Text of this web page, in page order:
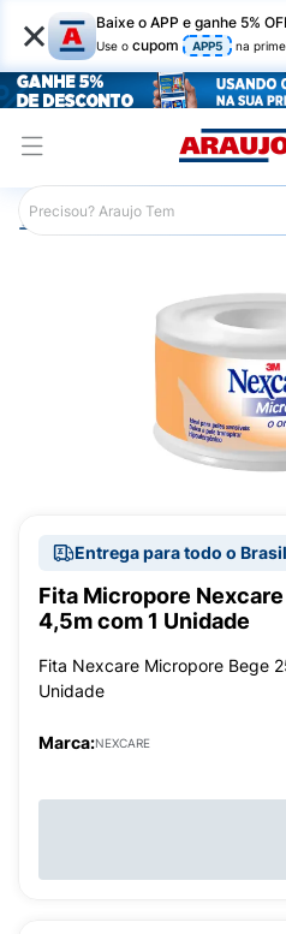
× Baixe o APP e ganhe 5%
Use o cupom APP5 na
Araujo Saúde e Bem Estar
Entrega para todo o Brasil
Fita Micropore
4,5m com 1 Unidade
Fita Nexcare Micropore Bege
Unidade
Marca:NEXCARE